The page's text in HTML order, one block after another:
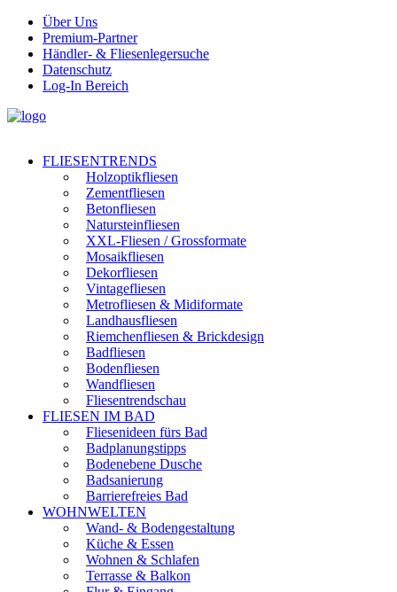
Über Uns
Premium-Partner
Händler- & Fliesenlegersuche
Datenschutz
Log-In Bereich
FLIESENTRENDS
Holzoptikfliesen
Zementfliesen
Betonfliesen
Natursteinfliesen
XXL-Fliesen / Grossformate
Mosaikfliesen
Dekorfliesen
Vintagefliesen
Metrofliesen & Midiformate
Landhausfliesen
Riemchenfliesen & Brickdesign
Badfliesen
Bodenfliesen
Wandfliesen
Fliesentrendschau
FLIESEN IM BAD
Fliesenideen fürs Bad
Badplanungstipps
Bodenebene Dusche
Badsanierung
Barrierefreies Bad
WOHNWELTEN
Wand- & Bodengestaltung
Küche & Essen
Wohnen & Schlafen
Terrasse & Balkon